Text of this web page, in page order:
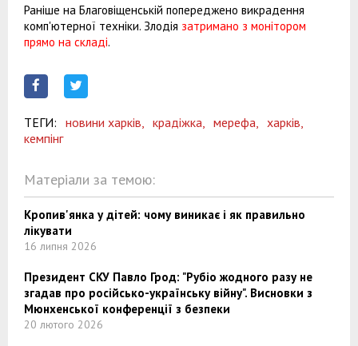
Раніше на Благовіщенській попереджено викрадення
комп'ютерної техніки. Злодія затримано з монітором
прямо на складі.
ТЕГИ: новини харків, крадіжка, мерефа,
харків,
кемпінг
Матеріали за темою:
Кропив'янка у дітей: чому виникає і як правильно
лікувати
16 липня 2026
Президент СКУ Павло Грод: "Рубіо жодного разу не
згадав про російсько-українську війну". Висновки з
Мюнхенської конференції з безпеки
20 лютого 2026